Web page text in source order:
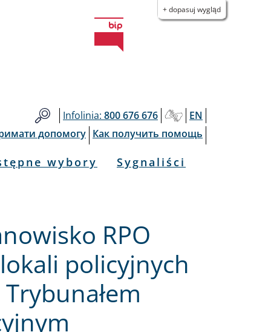
+ dopasuj wygląd
Infolinia: 800 676 676
EN
допомогу Как получить помощь
wybory Sygnaliści
RPO
policyjnych